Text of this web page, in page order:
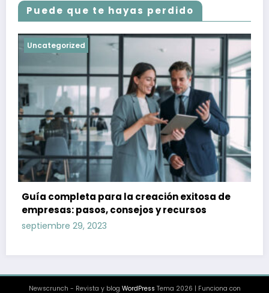
Puede que te hayas perdido
Uncategorized
Guía completa para la creación exitosa de
empresas: pasos, consejos y recursos
septiembre 29, 2023
Newscrunch - Revista y blog WordPress Tema 2026 | Funciona con